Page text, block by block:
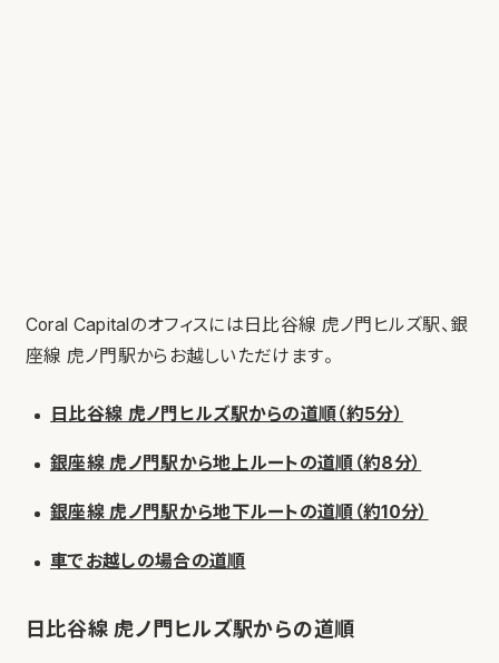
Coral Capitalのオフィスには日比谷線 虎ノ門ヒルズ駅、銀
座線 虎ノ門駅からお越しいただけます。
日比谷線 虎ノ門ヒルズ駅からの道順（約5分）
銀座線 虎ノ門駅から地上ルートの道順（約8分）
銀座線 虎ノ門駅から地下ルートの道順（約10分）
車でお越しの場合の道順
日比谷線 虎ノ門ヒルズ駅からの道順